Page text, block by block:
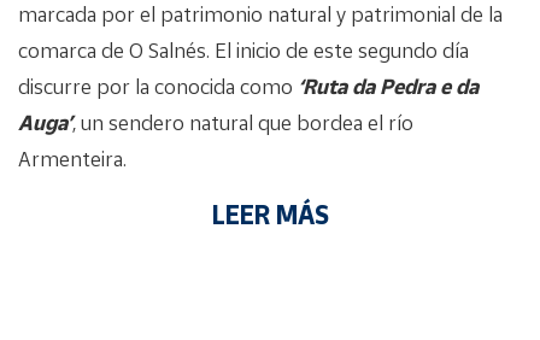
marcada por el patrimonio natural y patrimonial de la
comarca de O Salnés. El inicio de este segundo día
discurre por la conocida como ‘Ruta da Pedra e da
Auga’, un sendero natural que bordea el río
Armenteira.
LEER MÁS